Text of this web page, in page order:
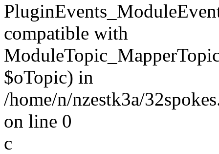
compatible with
$oTopic) in
/home/n/nzestk3a/
on line 0
с